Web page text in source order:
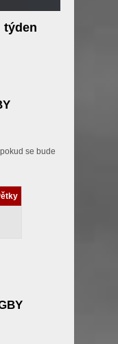
týden
se bude